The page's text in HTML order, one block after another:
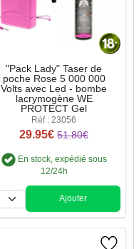
"Pack Lady" Taser de
poche Rose 5 000 000
Volts avec Led - bombe
lacrymogène WE
PROTECT Gel
Réf : 23056
29.95€ 51.80€
En stock, expédié sous
12/24h
Quantité
Ajouter